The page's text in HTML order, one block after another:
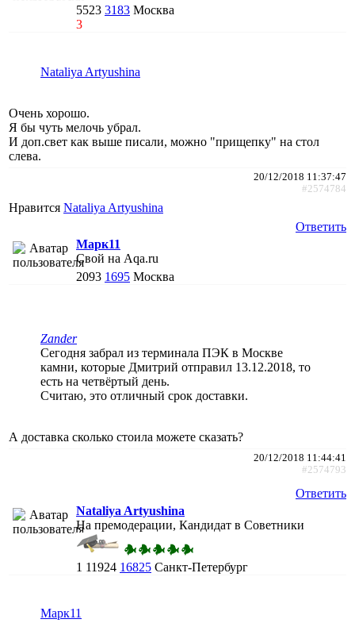
5523 3183 Москва
3
Nataliya Artyushina
Очень хорошо.
Я бы чуть мелочь убрал.
И доп.свет как выше писали, можно "прищепку" на стол
слева.
20/12/2018 11:37:47
#2574784
Нравится Nataliya Artyushina
Ответить
Марк11
Свой на Aqa.ru
2093 1695 Москва
Zander
Сегодня забрал из терминала ПЭК в Москве
камни, которые Дмитрий отправил 13.12.2018, то
есть на четвёртый день.
Считаю, это отличный срок доставки.
А доставка сколько стоила можете сказать?
20/12/2018 11:44:41
#2574793
Ответить
Nataliya Artyushina
На премодерации, Кандидат в Советники
1 11924 16825 Санкт-Петербург
Марк11